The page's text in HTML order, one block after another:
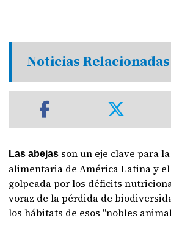
Noticias Relacionadas
Las abejas son un eje clave para
alimentaria de América Latina y
golpeada por los déficits
voraz de la pérdida de
los hábitats de esos "nobles